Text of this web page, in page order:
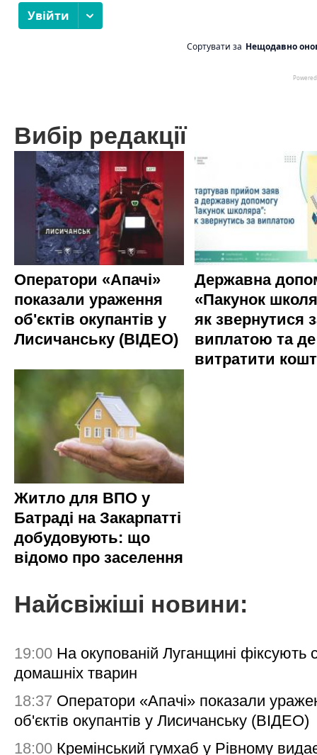
Вибір редакції
Оператори «Апачі»
показали ураження
об'єктів окупантів у
Лисичанську (ВІДЕО)
Державна
«Пакунок
як звернутися
виплатою та де
витратити
Житло для ВПО у
Батраді на Закарпатті
добудовують: що
відомо про заселення
Найсвіжіші новини:
19:00 На окупованій Луганщині фіксують
домашніх тварин
18:37 Оператори «Апачі» показали
об'єктів окупантів у Лисичанську (ВІДЕО)
18:00 Кремінський гумхаб у Рівному